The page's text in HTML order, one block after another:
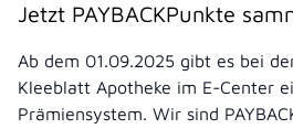
Jetzt PAYBACKPunkte
Ab dem 01.09.2025 gibt es bei
Kleeblatt Apotheke im E-Center
Prämiensystem. Wir sind